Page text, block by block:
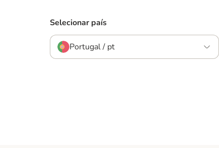
Selecionar país
Portugal / pt